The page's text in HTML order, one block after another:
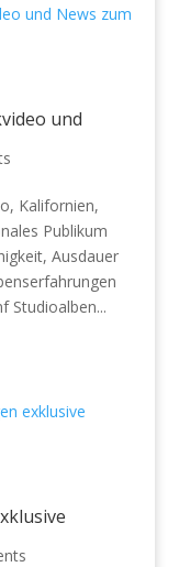
und
Kalifornien,
Publikum
Ausdauer
Studioalben...